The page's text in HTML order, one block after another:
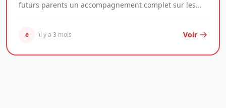
futurs parents un accompagnement complet sur les...
e il y a 3 mois Voir